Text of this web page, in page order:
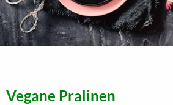
Vegane Pralinen